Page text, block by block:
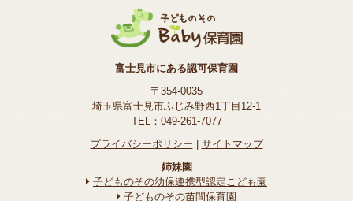
富士見市にある認可保育園
〒354-0035
埼玉県富士見市ふじみ野西1丁目12-1
TEL：049-261-7077
プライバシーポリシー | サイトマップ
姉妹園
子どものその幼保連携型認定こども園
子どものその苗間保育園